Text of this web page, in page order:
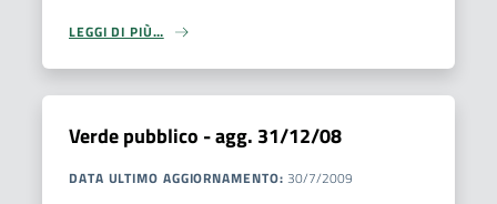
LEGGI DI PIÙ…
Verde pubblico - agg. 31/12/08
DATA ULTIMO AGGIORNAMENTO: 30/7/2009